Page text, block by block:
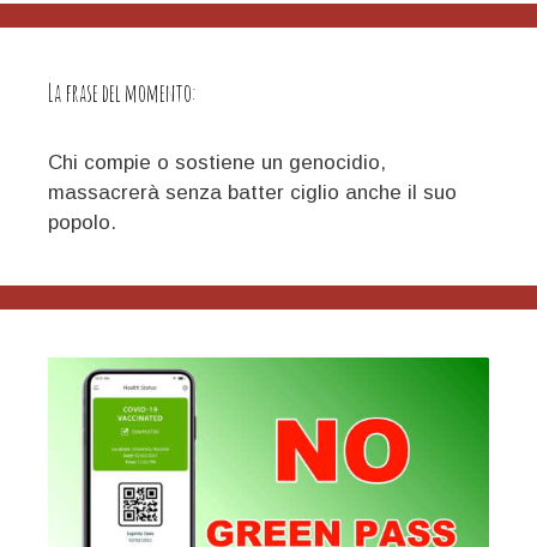
La frase del momento:
Chi compie o sostiene un genocidio,
massacrerà senza batter ciglio anche il suo
popolo.